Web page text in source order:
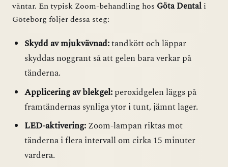
väntar. En typisk Zoom-behandling hos Göta Dental i
Göteborg följer dessa steg:
Skydd av mjukvävnad:tandkött och läppar
skyddas noggrant så att gelen bara verkar på
tänderna.
Applicering av blekgel:peroxidgelen läggs på
framtändernas synliga ytor i tunt, jämnt lager.
LED-aktivering:Zoom-lampan riktas mot
tänderna i flera intervall om cirka 15 minuter
vardera.